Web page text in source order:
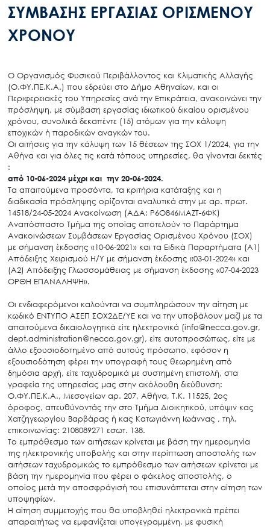
ΣΥΜΒΑΣΗΣ ΕΡΓΑΣΙΑΣ ΟΡΙΣΜΕΝΟΥ
ΧΡΟΝΟΥ
Ο Οργανισμός Φυσικού Περιβάλλοντος και Κλιματικής Αλλαγής
(Ο.ΦΥ.ΠΕ.Κ.Α.) που εδρεύει στο Δήμο Αθηναίων, και οι
Περιφερειακές του Υπηρεσίες ανά την Επικράτεια, ανακοινώνει την
πρόσληψη, με σύμβαση εργασίας ιδιωτικού δικαίου ορισμένου
χρόνου, συνολικά δεκαπέντε (15) ατόμων για την κάλυψη
εποχικών ή παροδικών αναγκών του.
Οι αιτήσεις για την κάλυψη των 15 θέσεων της ΣΟΧ 1/2024, για την
Αθήνα και για όλες τις κατά τόπους υπηρεσίες, θα γίνονται δεκτές
:
από 10-06-2024 μέχρι και την 20-06-2024.
Τα απαιτούμενα προσόντα, τα κριτήρια κατάταξης και η
διαδικασία πρόσληψης ορίζονται αναλυτικά στην με αρ. πρωτ.
14518/24-05-2024 Ανακοίνωση (ΑΔΑ: Ρ6Ο846ΜΑΖΤ-6ΦΚ)
Αναπόσπαστο Τμήμα της οποίας αποτελούν το Παράρτημα
Ανακοινώσεων Συμβάσεων Εργασίας Ορισμένου Χρόνου (ΣΟΧ)
με σήμανση έκδοσης «10-06-2021» και τα Ειδικά Παραρτήματα (Α1)
Απόδειξης Χειρισμού Η/Υ με σήμανση έκδοσης «03-01-2024» και
(Α2) Απόδειξης Γλωσσομάθειας με σήμανση έκδοσης «07-04-2023
ΟΡΘΗ ΕΠΑΝΑΛΗΨΗ».
Οι ενδιαφερόμενοι καλούνται να συμπληρώσουν την αίτηση με
κωδικό ΕΝΤΥΠΟ ΑΣΕΠ ΣΟΧ2ΔΕ/ΥΕ και να την υποβάλουν μαζί με τα
απαιτούμενα δικαιολογητικά είτε ηλεκτρονικά (info@necca.gov.gr,
dept.administration@necca.gov.gr), είτε αυτοπροσώπως, είτε με
άλλο εξουσιοδοτημένο από αυτούς πρόσωπο, εφόσον η
εξουσιοδότηση φέρει την υπογραφή τους θεωρημένη από
δημόσια αρχή, είτε ταχυδρομικά με συστημένη επιστολή, στα
γραφεία της υπηρεσίας μας στην ακόλουθη διεύθυνση:
Ο.ΦΥ.ΠΕ.Κ.Α., Μεσογείων αρ. 207, Αθήνα, Τ.Κ. 11525, 2ος
όροφος, απευθύνοντάς την στο Τμήμα Διοικητικού, υπόψιν κας
Χατζηγεωργίου Βαρβάρας ή κας Κατωγιάννη Ιωάννας , τηλ.
επικοινωνίας: 2108089271 εσωτ. 138.
Το εμπρόθεσμο των αιτήσεων κρίνεται με βάση την ημερομηνία
της ηλεκτρονικής υποβολής και στην περίπτωση αποστολής των
αιτήσεων ταχυδρομικώς το εμπρόθεσμο των αιτήσεων κρίνεται με
βάση την ημερομηνία που φέρει ο φάκελος αποστολής, ο
οποίος μετά την αποσφράγισή του επισυνάπτεται στην αίτηση των
υποψηφίων.
Η αίτηση συμμετοχής που θα υποβληθεί ηλεκτρονικά πρέπει
απαραιτήτως να εμφανίζεται υπογεγραμμένη, με φυσική